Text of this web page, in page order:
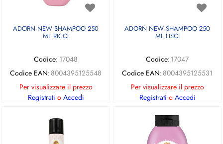
ADORN NEW SHAMPOO 250
ML RICCI
Codice: 17048
Codice EAN: 8004395125548
Per visualizzare il prezzo
Registrati o Accedi
ADORN NEW SHAMPOO 250
ML LISCI
Codice: 17047
Codice EAN: 8004395125531
Per visualizzare il prezzo
Registrati o Accedi